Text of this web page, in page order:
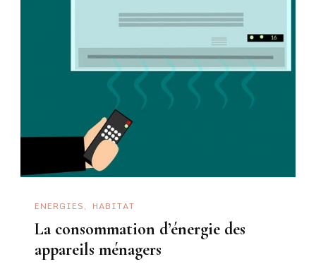
ENERGIES HABITAT
La consommation d’énergie des
appareils ménagers